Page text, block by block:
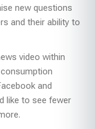
new questions
and their ability to
video within
and
like to see fewer